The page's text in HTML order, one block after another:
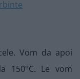
Vom da apoi
150°C. Le vom